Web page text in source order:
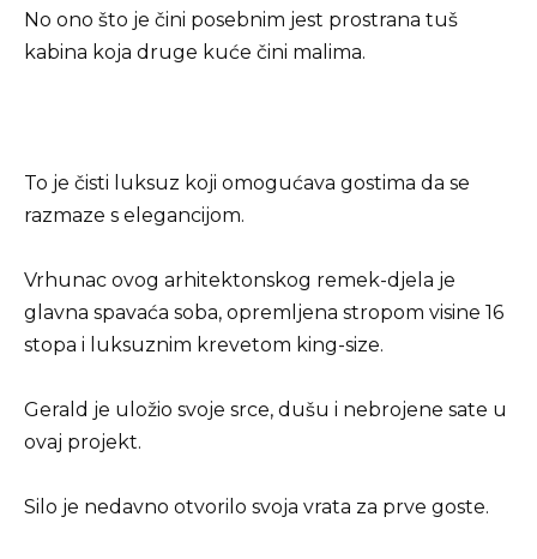
No ono što je čini posebnim jest prostrana tuš
kabina koja druge kuće čini malima.
To je čisti luksuz koji omogućava gostima da se
razmaze s elegancijom.
Vrhunac ovog arhitektonskog remek-djela je
glavna spavaća soba, opremljena stropom visine 16
stopa i luksuznim krevetom king-size.
Gerald je uložio svoje srce, dušu i nebrojene sate u
ovaj projekt.
Silo je nedavno otvorilo svoja vrata za prve goste.